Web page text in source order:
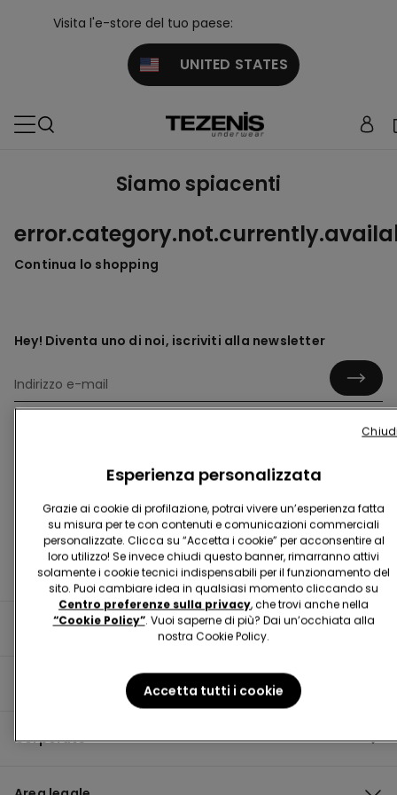
Visita l'e-store del tuo paese:
UNITED STATES
Siamo spiacenti
Continua lo shopping
Hey! Diventa uno di noi, iscriviti alla newsletter
Informazioni utili
Guida al prodotto
Corporate
Esperienza personalizzata
Grazie ai cookie di profilazione, potrai vivere un’esperienza fatta
su misura per te con contenuti e comunicazioni commerciali
personalizzate. Clicca su “Accetta i cookie” per acconsentire al
loro utilizzo! Se invece chiudi questo banner, rimarranno attivi
solamente i cookie tecnici indispensabili per il funzionamento del
sito. Puoi cambiare idea in qualsiasi momento cliccando su
Centro preferenze sulla privacy, che trovi anche nella
“Cookie Policy”. Vuoi saperne di più? Dai un’occhiata alla
nostra Cookie Policy.
Accetta tutti i cookie